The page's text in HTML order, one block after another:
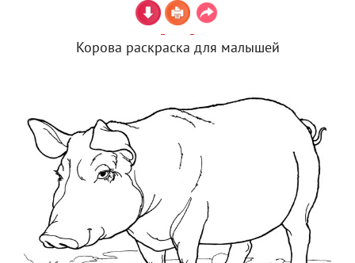
Корова раскраска для малышей